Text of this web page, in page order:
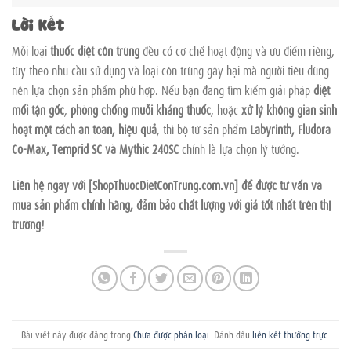
Lời Kết
Mỗi loạithuốc diệt côn trùngđều có cơ chế hoạt động và ưu điểm riêng,
tùy theo nhu cầu sử dụng và loại côn trùng gây hại mà người tiêu dùng
nên lựa chọn sản phẩm phù hợp. Nếu bạn đang tìm kiếm giải phápdiệt
mối tận gốc, phòng chống muỗi kháng thuốc, hoặc xử lý không gian sinh
hoạt một cách an toàn, hiệu quả, thì bộ tứ sản phẩm Labyrinth, Fludora
Co-Max, Temprid SC và Mythic 240SCchính là lựa chọn lý tưởng.
Liên hệ ngay với [ShopThuocDietConTrung.com.vn] để được tư vấn và
mua sản phẩm chính hãng, đảm bảo chất lượng với giá tốt nhất trên thị
trường!
Bài viết này được đăng trong Chưa được phân loại . Đánh dấu liên kết thường trực